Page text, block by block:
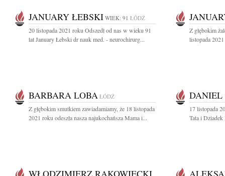
JANUARY ŁEBSKI WIEK: 91 ŁÓDŹ
20 listopada 2021 roku Odszedł od nas w wieku 91
lat January Łebski dr nauk med. - neurochirurg...
Z głębokim
listopada
BARBARA LOBA ŁÓDŹ
Z głębokim smutkiem zawiadamiamy, że 18 listopada
2021 roku odeszła nasza najukochańsza Mama i...
DANIEL
17 listopada
Tata i
WŁODZIMIERZ RAKOWIECKI